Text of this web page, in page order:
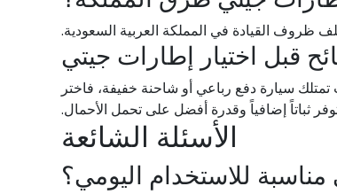
ظروف القيادة في المملكة العربية السعودية.
قبل اختيار إطارات جيتي
سيارة دفع رباعي أو شاحنة خفيفة، فاختر
ثباتاً إضافياً وقدرة أفضل على تحمل الأحمال.
الأسئلة الشائعة
للاستخدام اليومي؟